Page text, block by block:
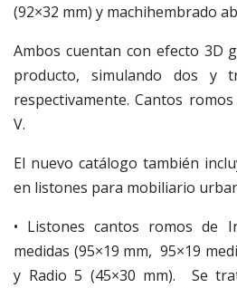
(92×32 mm) y machihembrado
Ambos cuentan con efecto 3D
producto, simulando dos y
respectivamente. Cantos
V.
El nuevo catálogo también
en listones para mobiliario
• Listones cantos romos de
medidas (95×19 mm, 95×19
y Radio 5 (45×30 mm). Se